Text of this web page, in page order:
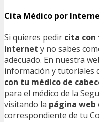
Cita Médico por
Si quieres pedir cita con
Internet y no sabes
adecuado. En nuestra
información y tutoriales
con tu médico de
para el médico de la
visitando la página web
correspondiente de tu